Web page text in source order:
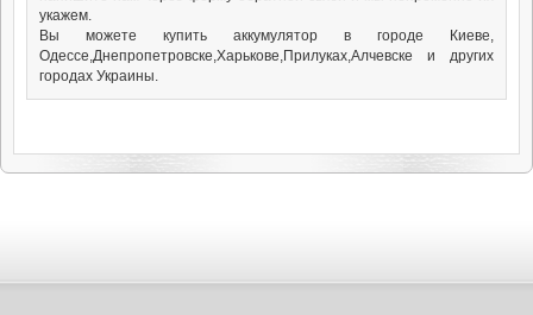
укажем.
Вы можете купить аккумулятор в городе Киеве,
Одессе,Днепропетровске,Харькове,Прилуках,Алчевске и других
городах Украины.